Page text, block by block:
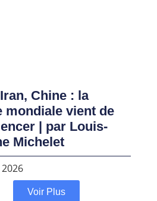
Chine : la
mondiale vient de
| par Louis-
Michelet
Voir Plus